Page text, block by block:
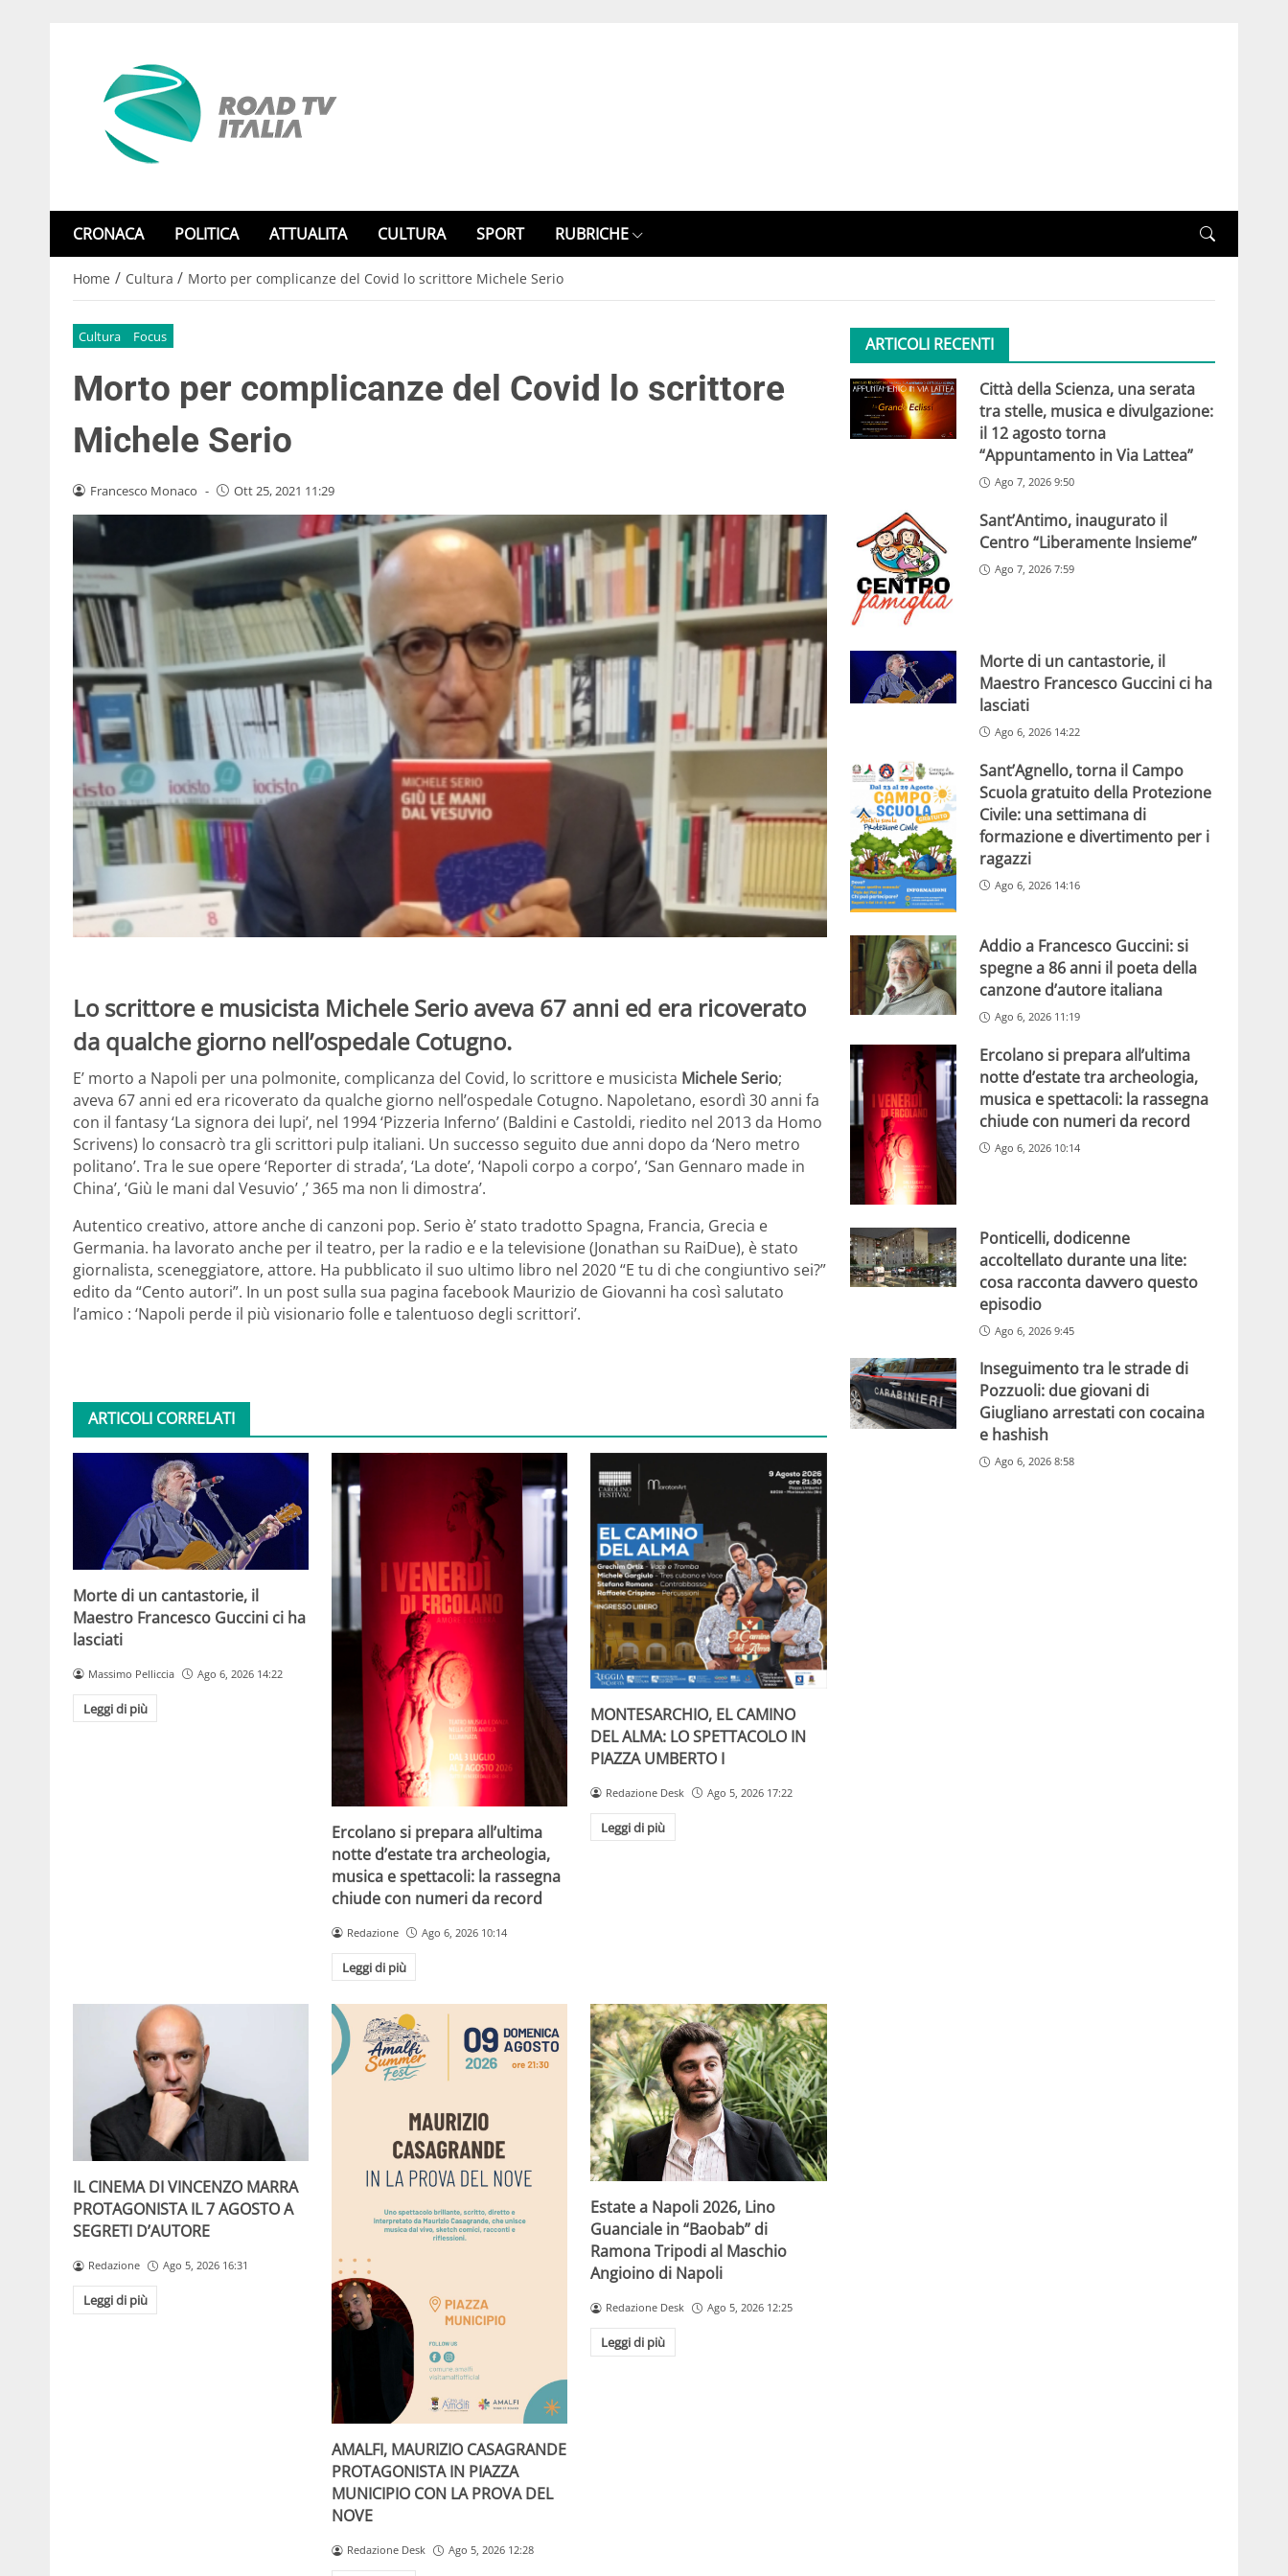
CRONACA POLITICA ATTUALITA CULTURA SPORT RUBRICHE
Home / Cultura / Morto per complicanze del Covid lo scrittore Michele Serio
Cultura Focus
Morto per complicanze del Covid lo scrittore
Michele Serio
Francesco Monaco - Ott 25, 2021 11:29
Lo scrittore e musicista Michele Serio aveva 67 anni ed era ricoverato
da qualche giorno nell’ospedale Cotugno.
E’ morto a Napoli per una polmonite, complicanza del Covid, lo scrittore e musicista Michele Serio;
aveva 67 anni ed era ricoverato da qualche giorno nell’ospedale Cotugno. Napoletano, esordì 30 anni fa
con il fantasy ‘La signora dei lupi’, nel 1994 ‘Pizzeria Inferno’ (Baldini e Castoldi, riedito nel 2013 da Homo
Scrivens) lo consacrò tra gli scrittori pulp italiani. Un successo seguito due anni dopo da ‘Nero metro
politano’. Tra le sue opere ‘Reporter di strada’, ‘La dote’, ‘Napoli corpo a corpo’, ‘San Gennaro made in
China’, ‘Giù le mani dal Vesuvio’ ,’ 365 ma non li dimostra’.
Autentico creativo, attore anche di canzoni pop. Serio è’ stato tradotto Spagna, Francia, Grecia e
Germania. ha lavorato anche per il teatro, per la radio e e la televisione (Jonathan su RaiDue), è stato
giornalista, sceneggiatore, attore. Ha pubblicato il suo ultimo libro nel 2020 “E tu di che congiuntivo sei?”
edito da “Cento autori”. In un post sulla sua pagina facebook Maurizio de Giovanni ha così salutato
l’amico : ‘Napoli perde il più visionario folle e talentuoso degli scrittori’.
ARTICOLI CORRELATI
Morte di un cantastorie, il
Maestro Francesco Guccini ci ha
lasciati
Massimo Pelliccia Ago 6, 2026 14:22
Leggi di più
Ercolano si prepara all’ultima
notte d’estate tra archeologia,
musica e spettacoli: la rassegna
chiude con numeri da record
Redazione Ago 6, 2026 10:14
Leggi di più
MONTESARCHIO, EL CAMINO
DEL ALMA: LO SPETTACOLO IN
PIAZZA UMBERTO I
Redazione Desk Ago 5, 2026 17:22
Leggi di più
IL CINEMA DI VINCENZO MARRA
PROTAGONISTA IL 7 AGOSTO A
SEGRETI D’AUTORE
Redazione Ago 5, 2026 16:31
Leggi di più
AMALFI, MAURIZIO CASAGRANDE
PROTAGONISTA IN PIAZZA
MUNICIPIO CON LA PROVA DEL
NOVE
Redazione Desk Ago 5, 2026 12:28
Estate a Napoli 2026, Lino
Guanciale in “Baobab” di
Ramona Tripodi al Maschio
Angioino di Napoli
Redazione Desk Ago 5, 2026 12:25
Leggi di più
ARTICOLI RECENTI
Città della Scienza, una serata
tra stelle, musica e divulgazione:
il 12 agosto torna
“Appuntamento in Via Lattea”
Ago 7, 2026 9:50
Sant’Antimo, inaugurato il
Centro “Liberamente Insieme”
Ago 7, 2026 7:59
Morte di un cantastorie, il
Maestro Francesco Guccini ci ha
lasciati
Ago 6, 2026 14:22
Sant’Agnello, torna il Campo
Scuola gratuito della Protezione
Civile: una settimana di
formazione e divertimento per i
ragazzi
Ago 6, 2026 14:16
Addio a Francesco Guccini: si
spegne a 86 anni il poeta della
canzone d’autore italiana
Ago 6, 2026 11:19
Ercolano si prepara all’ultima
notte d’estate tra archeologia,
musica e spettacoli: la rassegna
chiude con numeri da record
Ago 6, 2026 10:14
Ponticelli, dodicenne
accoltellato durante una lite:
cosa racconta davvero questo
episodio
Ago 6, 2026 9:45
Inseguimento tra le strade di
Pozzuoli: due giovani di
Giugliano arrestati con cocaina
e hashish
Ago 6, 2026 8:58